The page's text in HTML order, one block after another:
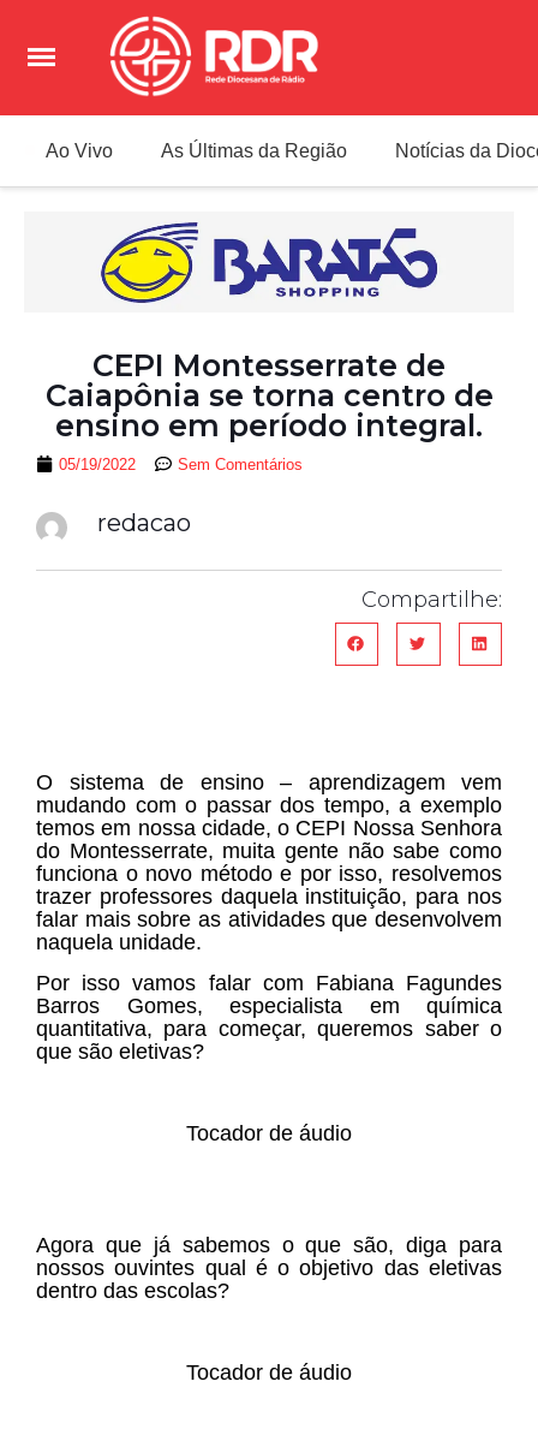
Ao Vivo As Últimas da Região Notícias da
CEPI Montesserrate de
Caiapônia se torna centro de
ensino em período integral.
05/19/2022 Sem Comentários
redacao
Compartilhe:
O sistema de ensino – aprendizagem vem
mudando com o passar dos tempo, a exemplo
temos em nossa cidade, o CEPI Nossa Senhora
do Montesserrate, muita gente não sabe como
funciona o novo método e por isso, resolvemos
trazer professores daquela instituição, para nos
falar mais sobre as atividades que desenvolvem
naquela unidade.
Por isso vamos falar com Fabiana Fagundes
Barros Gomes, especialista em química
quantitativa, para começar, queremos saber o
que são eletivas?
Tocador de áudio
Agora que já sabemos o que são, diga para
nossos ouvintes qual é o objetivo das eletivas
dentro das escolas?
Tocador de áudio